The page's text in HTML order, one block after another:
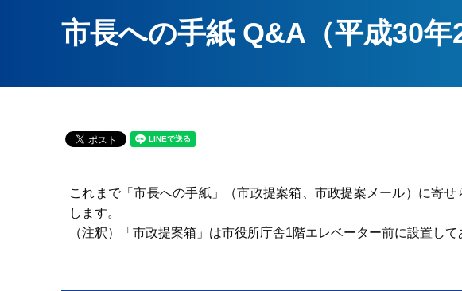
市長への手紙 Q&A（平成30年2
これまで「市長への手紙」（市政提案箱、市政提案メール）に寄
します。
（注釈）「市政提案箱」は市役所庁舎1階エレベーター前に設置して